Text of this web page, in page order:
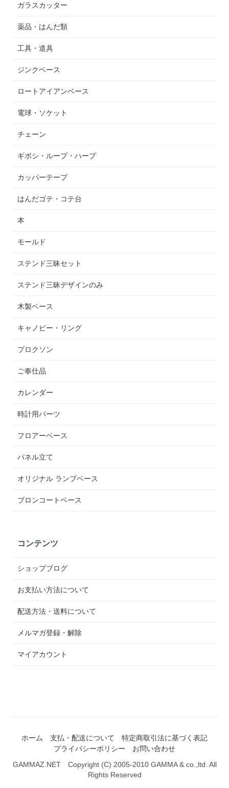
ガラスカッター
薬品・はんだ類
工具・道具
ジンクベース
ロートアイアンベース
電球・ソケット
チェーン
ギボシ・ループ・ハープ
カッパーテープ
はんだゴテ・コテ台
本
モールド
ステンド三昧セット
ステンド三昧デザインのみ
木製ベース
キャノピー・リング
プロクソン
ご奉仕品
カレンダー
時計用パーツ
フロアーベース
パネル立て
オリジナル ランプベース
ブロンコートベース
コンテンツ
ショップブログ
お支払い方法について
配送方法・送料について
メルマガ登録・解除
マイアカウント
ホーム 支払・配送について
特定商取引法に基づく表記
プライバシーポリシー
お問い合わせ
GAMMAZ.NET Copyright (C) 2005-2010 GAMMA & co.,ltd. All
Rights Reserved